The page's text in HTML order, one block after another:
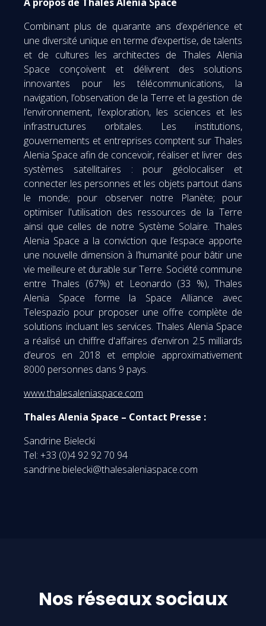
A propos de Thales Alenia Space
Combinant plus de quarante ans d’expérience et
une diversité unique en terme d’expertise, de talents
et de cultures les architectes de Thales Alenia
Space conçoivent et délivrent des solutions
innovantes pour les télécommunications, la
navigation, l’observation de la Terre et la gestion de
l’environnement, l’exploration, les sciences et les
infrastructures orbitales. Les institutions,
gouvernements et entreprises comptent sur Thales
Alenia Space afin de concevoir, réaliser et livrer des
systèmes satellitaires : pour géolocaliser et
connecter les personnes et les objets partout dans
le monde; pour observer notre Planète; pour
optimiser l'utilisation des ressources de la Terre
ainsi que celles de notre Système Solaire. Thales
Alenia Space a la conviction que l’espace apporte
une nouvelle dimension à l’humanité pour bâtir une
vie meilleure et durable sur Terre. Société commune
entre Thales (67%) et Leonardo (33 %), Thales
Alenia Space forme la Space Alliance avec
Telespazio pour proposer une offre complète de
solutions incluant les services. Thales Alenia Space
a réalisé un chiffre d'affaires d’environ 2.5 milliards
d’euros en 2018 et emploie approximativement
8000 personnes dans 9 pays.
www.thalesaleniaspace.com
Thales Alenia Space – Contact Presse :
Sandrine Bielecki
Tel: +33 (0)4 92 92 70 94
sandrine.bielecki@thalesaleniaspace.com
Nos réseaux sociaux